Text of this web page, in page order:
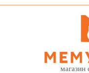
магазин